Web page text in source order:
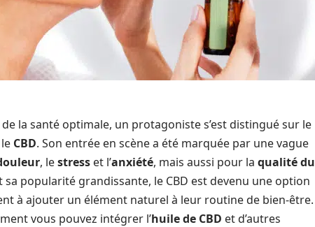
la santé optimale, un protagoniste s’est distingué sur le
CBD. Son entrée en scène a été marquée par une vague
, lestress et l’anxiété, mais aussi pour la qualité du
sa popularité grandissante, le CBD est devenu une option
à ajouter un élément naturel à leur routine de bien-être.
vous pouvez intégrer l’huile de CBD et d’autres